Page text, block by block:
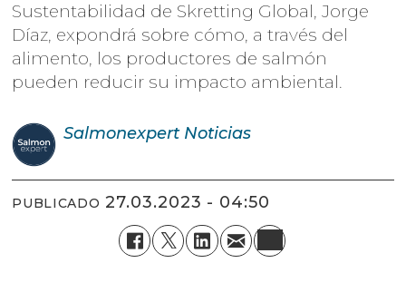
Sustentabilidad de Skretting Global, Jorge
Díaz, expondrá sobre cómo, a través del
alimento, los productores de salmón
pueden reducir su impacto ambiental.
Salmonexpert Noticias
PUBLICADO 27.03.2023 - 04:50